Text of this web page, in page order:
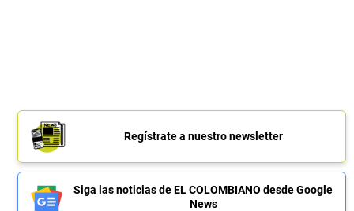
Regístrate a nuestro newsletter
Siga las noticias de EL COLOMBIANO desde Google
News